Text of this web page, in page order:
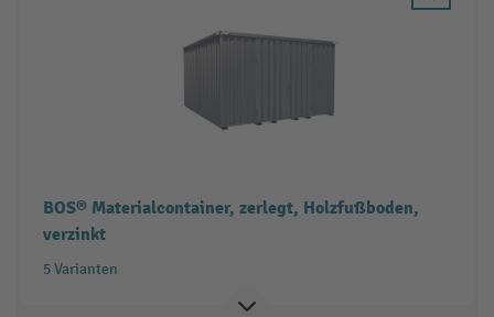
BOS® Materialcontainer, zerlegt, Holzfußboden,
verzinkt
5 Varianten